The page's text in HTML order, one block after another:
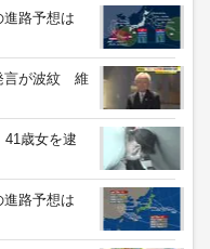
進路予想は
言が波紋 維
歳女を逮
進路予想は